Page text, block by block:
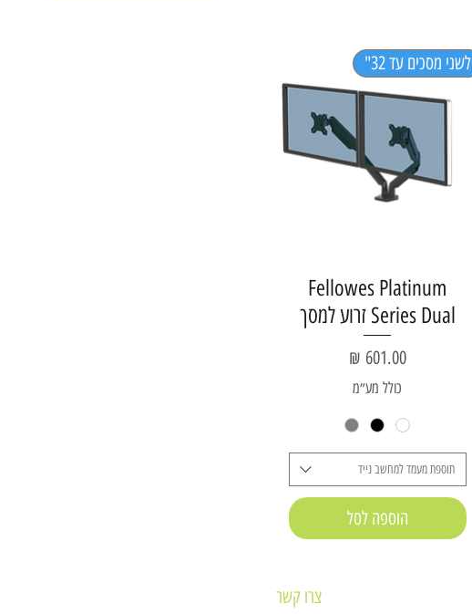
לשני מסכים עד 32"
Fellowes Platinum
Series Dual זרוע למסך
מחיר‏601.00 ‏₪
כולל מע״מ
תוספת מעמד למחשב נייד
הוספה לסל
צרו קשר